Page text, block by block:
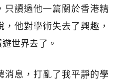
只讀過他一篇關於香港精
他對學術失去了興趣，
世界去了。
消息，打亂了我平靜的學